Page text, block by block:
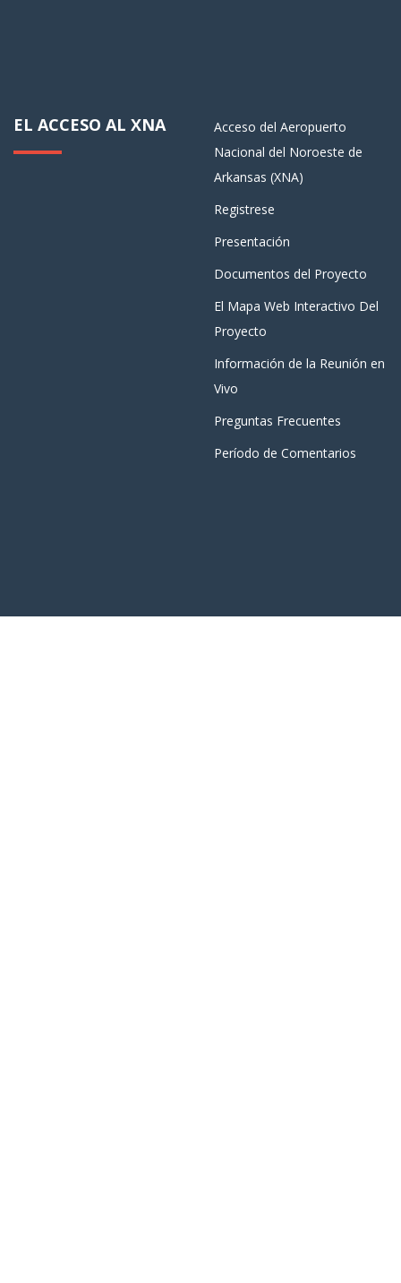
EL ACCESO AL XNA
Acceso del Aeropuerto
Nacional del Noroeste de
Arkansas (XNA)
Registrese
Presentación
Documentos del Proyecto
El Mapa Web Interactivo Del
Proyecto
Información de la Reunión en
Vivo
Preguntas Frecuentes
Período de Comentarios